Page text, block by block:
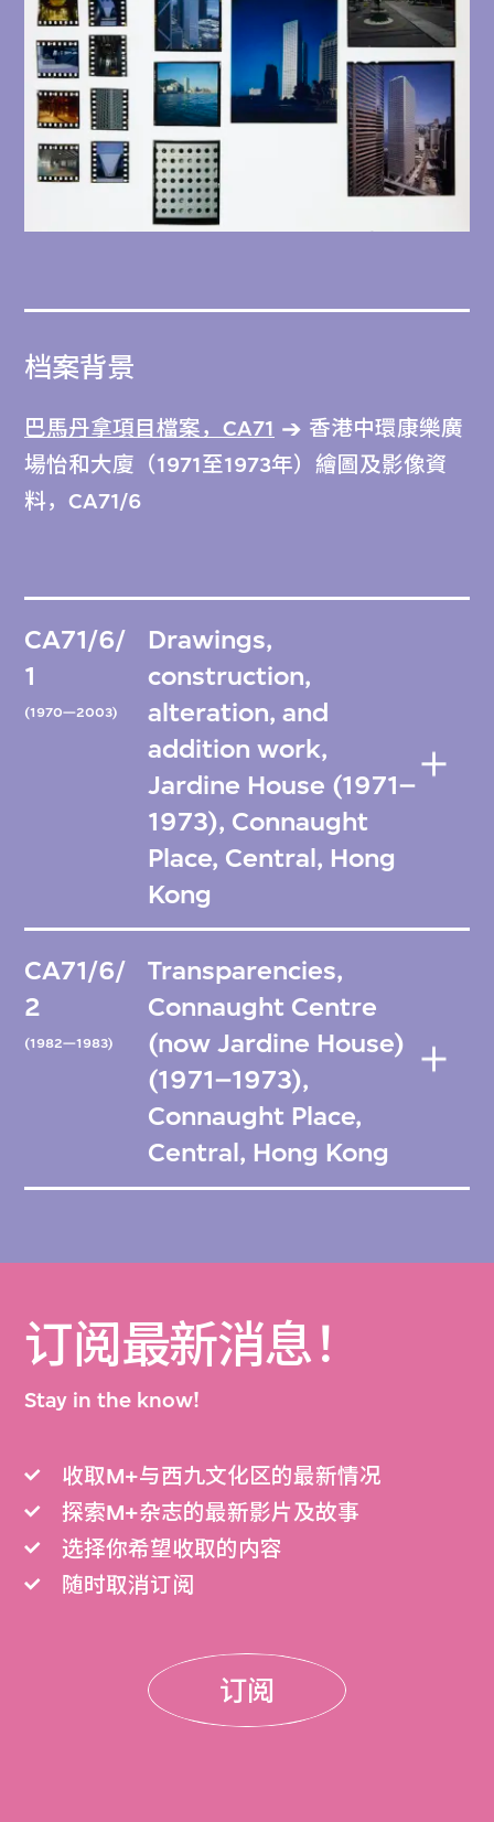
档案背景
巴馬丹拿項目檔案，CA71
香港中環康樂廣
場怡和大廈（1971至1973年）繪圖及影像資
料，CA71/6
CA71/6/
1
(1970—2003)
Drawings,
construction,
alteration, and
addition work,
Jardine House (1971–
1973), Connaught
Place, Central, Hong
Kong
CA71/6/
2
(1982—1983)
Transparencies,
Connaught Centre
(now Jardine House)
(1971–1973),
Connaught Place,
Central, Hong Kong
订阅最新消息！
Stay in the know!
收取M+与西九文化区的最新情况
探索M+杂志的最新影片及故事
选择你希望收取的内容
随时取消订阅
订阅